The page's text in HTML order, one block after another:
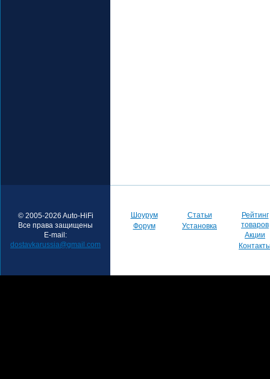
© 2005-2026 Auto-HiFi
Все права защищены
E-mail:
dostavkarussia@gmail.com
Шоурум
Форум
Статьи
Установка
Рейтинг
товаров
Акции